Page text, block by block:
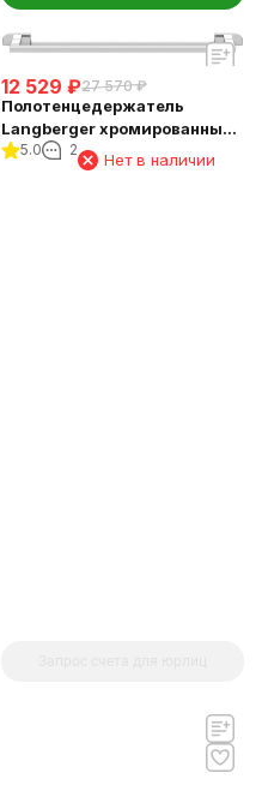
12 529 ₽27 570 ₽
Полотенцедержатель
Langberger хромированный
к стене одинарный 60 см
5.0 2
Нет в наличии